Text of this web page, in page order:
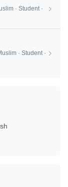
· Student ·
· Student ·